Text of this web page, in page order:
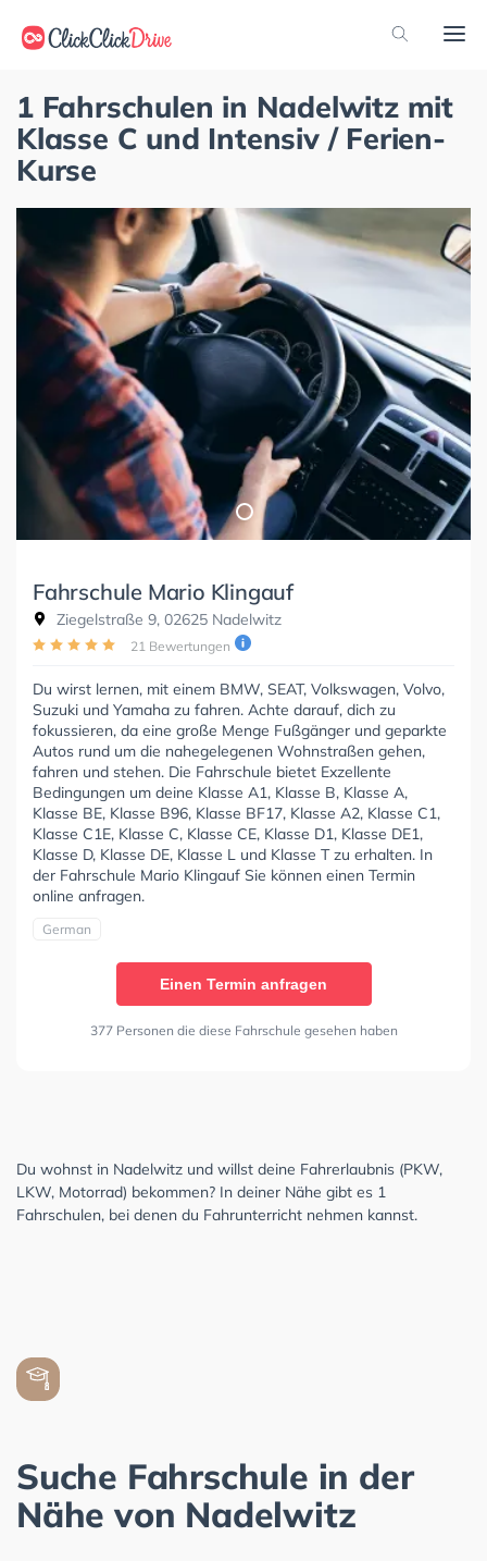
1 Fahrschulen in Nadelwitz mit
Klasse C und Intensiv / Ferien-
Kurse
Fahrschule Mario Klingauf
Ziegelstraße 9, 02625 Nadelwitz
21 Bewertungen
Du wirst lernen, mit einem BMW, SEAT, Volkswagen, Volvo,
Suzuki und Yamaha zu fahren. Achte darauf, dich zu
fokussieren, da eine große Menge Fußgänger und geparkte
Autos rund um die nahegelegenen Wohnstraßen gehen,
fahren und stehen. Die Fahrschule bietet Exzellente
Bedingungen um deine Klasse A1, Klasse B, Klasse A,
Klasse BE, Klasse B96, Klasse BF17, Klasse A2, Klasse C1,
Klasse C1E, Klasse C, Klasse CE, Klasse D1, Klasse DE1,
Klasse D, Klasse DE, Klasse L und Klasse T zu erhalten. In
der Fahrschule Mario Klingauf Sie können einen Termin
online anfragen.
German
Einen Termin anfragen
377 Personen die diese Fahrschule gesehen haben
Du wohnst in Nadelwitz und willst deine Fahrerlaubnis (PKW,
LKW, Motorrad) bekommen? In deiner Nähe gibt es 1
Fahrschulen, bei denen du Fahrunterricht nehmen kannst.
Suche Fahrschule in der
Nähe von Nadelwitz